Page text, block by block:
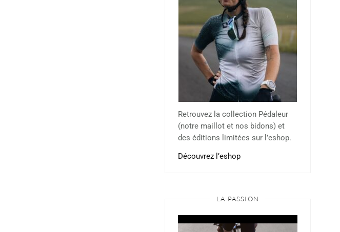
Retrouvez la collection Pédaleur
(notre maillot et nos bidons) et
des éditions limitées sur l’eshop.
Découvrez l’eshop
LA PASSION